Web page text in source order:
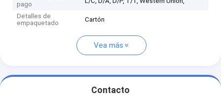
pago
Detalles de
empaquetado
Cartón
Vea más
Contacto